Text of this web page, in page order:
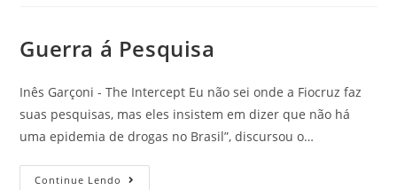
Guerra á Pesquisa
Inês Garçoni - The Intercept Eu não sei onde a Fiocruz faz
suas pesquisas, mas eles insistem em dizer que não há
uma epidemia de drogas no Brasil”, discursou o…
Continue Lendo